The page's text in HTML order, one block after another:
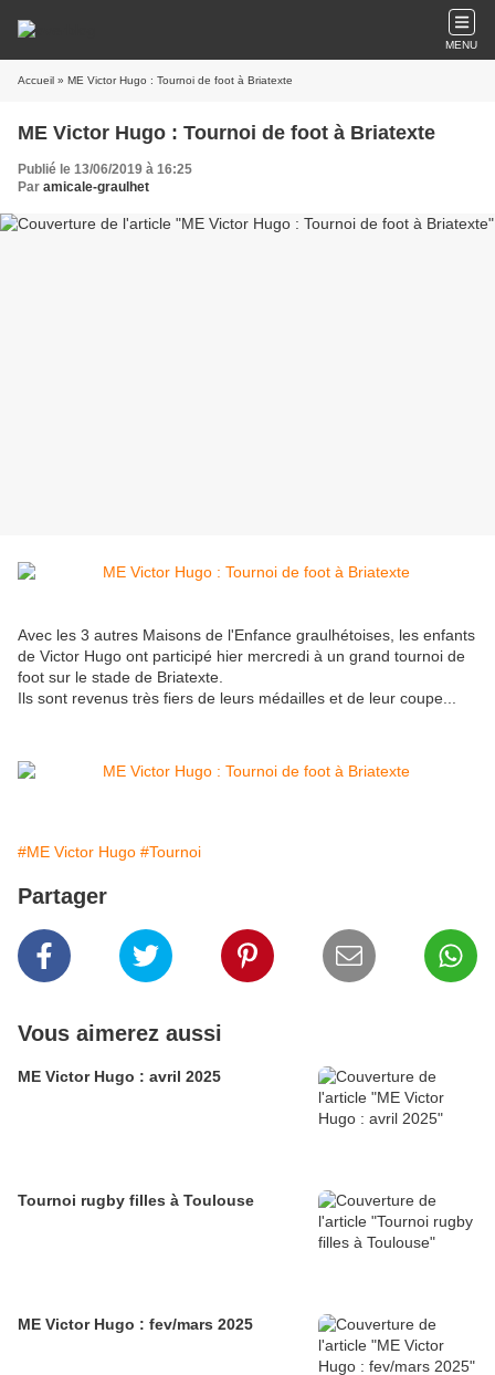
MENU
Accueil » ME Victor Hugo : Tournoi de foot à Briatexte
ME Victor Hugo : Tournoi de foot à Briatexte
Publié le 13/06/2019 à 16:25
Par amicale-graulhet
Avec les 3 autres Maisons de l'Enfance graulhétoises, les enfants
de Victor Hugo ont participé hier mercredi à un grand tournoi de
foot sur le stade de Briatexte.
Ils sont revenus très fiers de leurs médailles et de leur coupe...
#ME Victor Hugo #Tournoi
Partager
Vous aimerez aussi
ME Victor Hugo : avril 2025
Tournoi rugby filles à Toulouse
ME Victor Hugo : fev/mars 2025